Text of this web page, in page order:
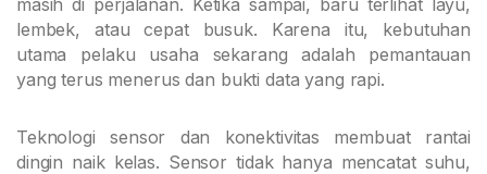
lembek, atau cepat busuk. Karena itu, kebutuhan
utama pelaku usaha sekarang adalah pemantauan
yang terus menerus dan bukti data yang rapi.
Teknologi sensor dan konektivitas membuat rantai
dingin naik kelas. Sensor tidak hanya mencatat suhu,